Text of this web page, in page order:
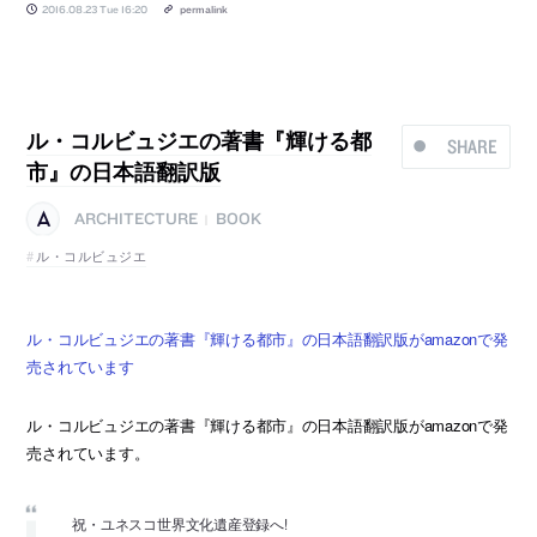
2016.08.23 Tue 16:20 permalink
SHARE
ル・コルビュジエの著書『輝ける都
市』の日本語翻訳版
ARCHITECTURE
BOOK
ル・コルビュジエ
ル・コルビュジエの著書『輝ける都市』の日本語翻訳版がamazonで発
売されています
ル・コルビュジエの著書『輝ける都市』の日本語翻訳版がamazonで発
売されています。
祝・ユネスコ世界文化遺産登録へ!